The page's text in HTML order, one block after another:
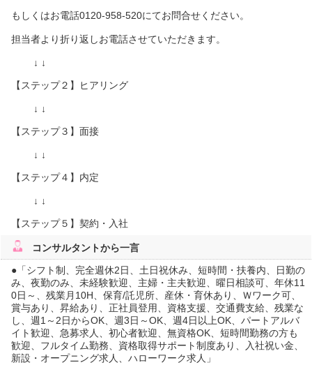
もしくはお電話0120-958-520にてお問合せください。
担当者より折り返しお電話させていただきます。
↓ ↓
【ステップ２】ヒアリング
↓ ↓
【ステップ３】面接
↓ ↓
【ステップ４】内定
↓ ↓
【ステップ５】契約・入社
コンサルタントから一言
●「シフト制、完全週休2日、土日祝休み、短時間・扶養内、日勤の
み、夜勤のみ、未経験歓迎、主婦・主夫歓迎、曜日相談可、年休11
0日～、残業月10H、保育/託児所、産休・育休あり、Ｗワーク可、
賞与あり、昇給あり、正社員登用、資格支援、交通費支給、残業な
し、週1～2日からOK、週3日～OK、週4日以上OK、パートアルバ
イト歓迎、急募求人、初心者歓迎、無資格OK、短時間勤務の方も
歓迎、フルタイム勤務、資格取得サポート制度あり、入社祝い金、
新設・オープニング求人、ハローワーク求人」